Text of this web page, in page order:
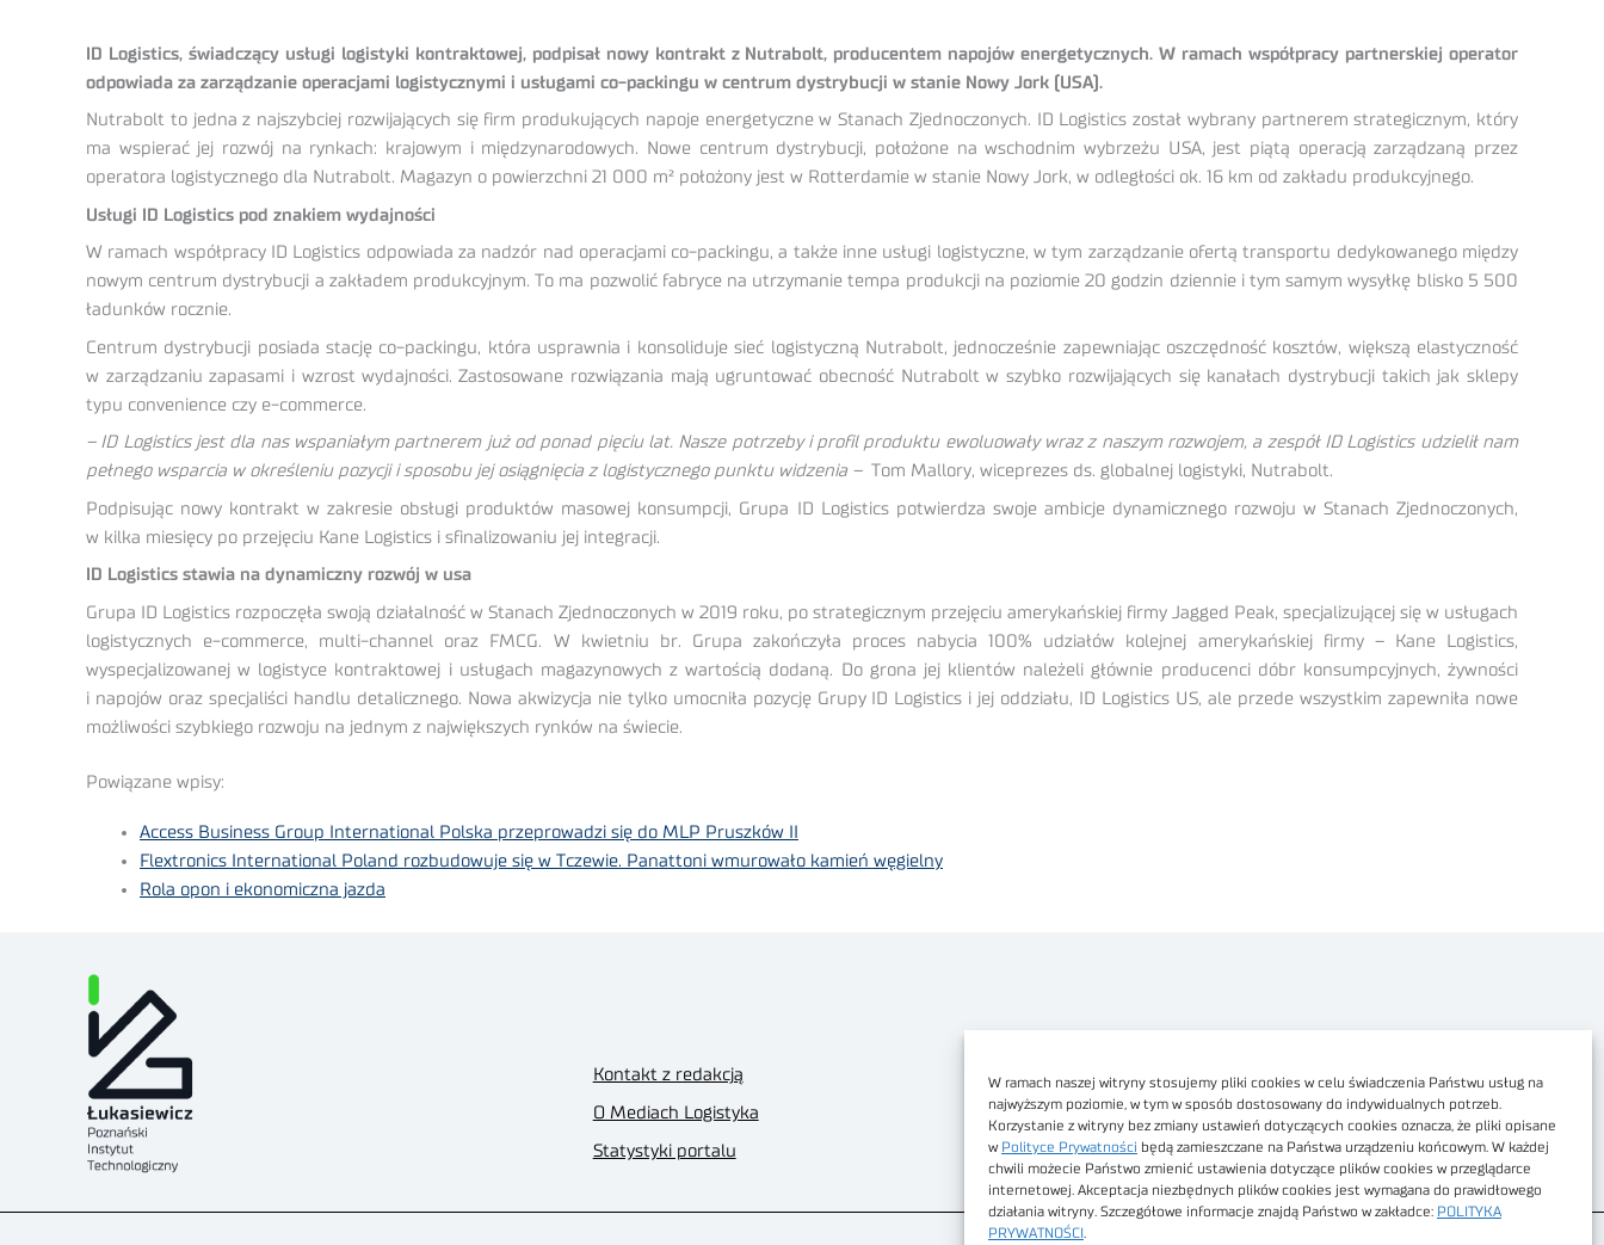
W ramach naszej witryny stosujemy pliki cookies w celu świadczenia Państwu usług na
najwyższym poziomie, w tym w sposób dostosowany do indywidualnych potrzeb.
Korzystanie z witryny bez zmiany ustawień dotyczących cookies oznacza, że pliki opisane
w Polityce Prywatności będą zamieszczane na Państwa urządzeniu końcowym. W każdej
chwili możecie Państwo zmienić ustawienia dotyczące plików cookies w przeglądarce
internetowej. Akceptacja niezbędnych plików cookies jest wymagana do prawidłowego
działania witryny. Szczegółowe informacje znajdą Państwo w zakładce: POLITYKA
PRYWATNOŚCI
ID Logistics, świadczący usługi logistyki kontraktowej, podpisał nowy kontrakt z Nutrabolt, producentem napojów energetycznych. W ramach współpracy partnerskiej operator
odpowiada za zarządzanie operacjami logistycznymi i usługami co-packingu w centrum dystrybucji w stanie Nowy Jork (USA).
Nutrabolt to jedna z najszybciej rozwijających się firm produkujących napoje energetyczne w Stanach Zjednoczonych. ID Logistics został wybrany partnerem strategicznym, który
ma wspierać jej rozwój na rynkach: krajowym i międzynarodowych. Nowe centrum dystrybucji, położone na wschodnim wybrzeżu USA, jest piątą operacją zarządzaną przez
operatora logistycznego dla Nutrabolt. Magazyn o powierzchni 21 000 m² położony jest w Rotterdamie w stanie Nowy Jork, w odległości ok. 16 km od zakładu produkcyjnego.
Usługi ID Logistics pod znakiem wydajności
W ramach współpracy ID Logistics odpowiada za nadzór nad operacjami co-packingu, a także inne usługi logistyczne, w tym zarządzanie ofertą transportu dedykowanego między
nowym centrum dystrybucji a zakładem produkcyjnym. To ma pozwolić fabryce na utrzymanie tempa produkcji na poziomie 20 godzin dziennie i tym samym wysyłkę blisko 5 500
ładunków rocznie.
Centrum dystrybucji posiada stację co-packingu, która usprawnia i konsoliduje sieć logistyczną Nutrabolt, jednocześnie zapewniając oszczędność kosztów, większą elastyczność
w zarządzaniu zapasami i wzrost wydajności. Zastosowane rozwiązania mają ugruntować obecność Nutrabolt w szybko rozwijających się kanałach dystrybucji takich jak sklepy
typu convenience czy e-commerce.
– ID Logistics jest dla nas wspaniałym partnerem już od ponad pięciu lat. Nasze potrzeby i profil produktu ewoluowały wraz z naszym rozwojem, a zespół ID Logistics udzielił nam
pełnego wsparcia w określeniu pozycji i sposobu jej osiągnięcia z logistycznego punktu widzenia –Tom Mallory, wiceprezes ds. globalnej logistyki, Nutrabolt.
Podpisując nowy kontrakt w zakresie obsługi produktów masowej konsumpcji, Grupa ID Logistics potwierdza swoje ambicje dynamicznego rozwoju w Stanach Zjednoczonych,
w kilka miesięcy po przejęciu Kane Logistics i sfinalizowaniu jej integracji.
ID Logistics stawia na dynamiczny rozwój w usa
Grupa ID Logistics rozpoczęła swoją działalność w Stanach Zjednoczonych w 2019 roku, po strategicznym przejęciu amerykańskiej firmy Jagged Peak, specjalizującej się w usługach
logistycznych e-commerce, multi-channel oraz FMCG. W kwietniu br. Grupa zakończyła proces nabycia 100% udziałów kolejnej amerykańskiej firmy – Kane Logistics,
wyspecjalizowanej w logistyce kontraktowej i usługach magazynowych z wartością dodaną. Do grona jej klientów należeli głównie producenci dóbr konsumpcyjnych, żywności
i napojów oraz specjaliści handlu detalicznego. Nowa akwizycja nie tylko umocniła pozycję Grupy ID Logistics i jej oddziału, ID Logistics US, ale przede wszystkim zapewniła nowe
możliwości szybkiego rozwoju na jednym z największych rynków na świecie.
Powiązane wpisy:
Access Business Group International Polska przeprowadzi się do MLP Pruszków II
Flextronics International Poland rozbudowuje się w Tczewie. Panattoni wmurowało kamień węgielny
Rola opon i ekonomiczna jazda
Kontakt z redakcją
O Mediach Logistyka
Statystyki portalu
Dostępność cyfrowa
Regulamin Portalu
Regulamin sklepu